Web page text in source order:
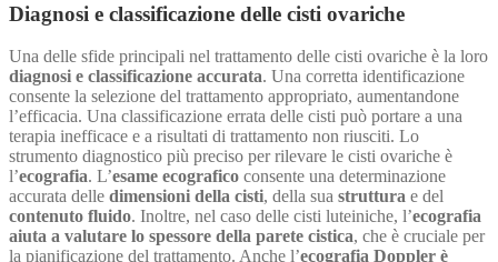
Diagnosi e classificazione delle cisti ovariche
Una delle sfide principali nel trattamento delle cisti ovariche è la loro
diagnosi e classificazione accurata. Una corretta identificazione
consente la selezione del trattamento appropriato, aumentandone
l’efficacia. Una classificazione errata delle cisti può portare a una
terapia inefficace e a risultati di trattamento non riusciti. Lo
strumento diagnostico più preciso per rilevare le cisti ovariche è
l’ecografia. L’esame ecografico consente una determinazione
accurata delle dimensioni della cisti, della sua struttura e del
contenuto fluido. Inoltre, nel caso delle cisti luteiniche, l’ecografia
aiuta a valutare lo spessore della parete cistica, che è cruciale per
la pianificazione del trattamento. Anche l’ecografia Doppler è